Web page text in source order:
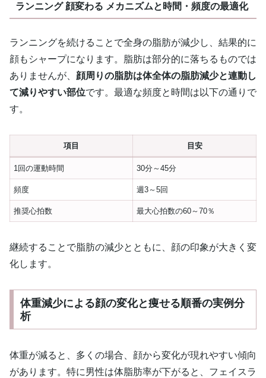
ランニング 顔変わる メカニズムと時間・頻度の最適化
ランニングを続けることで全身の脂肪が減少し、結果的に
顔もシャープになります。脂肪は部分的に落ちるものでは
ありませんが、 顔周りの脂肪は体全体の脂肪減少と連動し
て減りやすい部位です。最適な頻度と時間は以下の通りで
す。
項目 目安
1回の運動時間 30分～45分
頻度 週3～5回
推奨心拍数 最大心拍数の60～70％
継続することで脂肪の減少とともに、顔の印象が大きく変
化します。
体重減少による顔の変化と痩せる順番の実例分
析
体重が減ると、多くの場合、顔から変化が現れやすい傾向
があります。特に男性は体脂肪率が下がると、フェイスラ